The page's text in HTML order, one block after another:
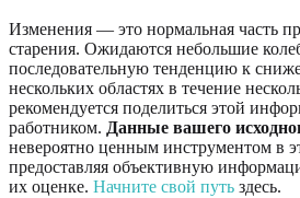
Изменения — это нормальная часть
старения. Ожидаются небольшие
последовательную тенденцию к
нескольких областях в течение
рекомендуется поделиться этой
работником. Данные вашего
невероятно ценным инструментом в
предоставляя объективную
их оценке. Начните свой путь здесь.